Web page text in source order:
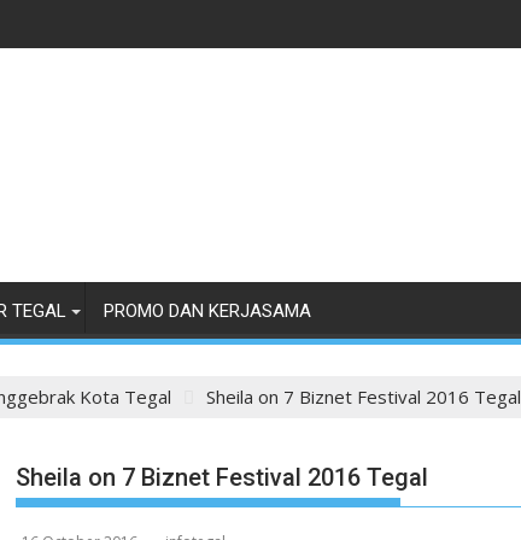
TEGAL PROMO DAN KERJASAMA
Kota Tegal Sheila on 7 Biznet Festival 2016 Tegal
Sheila on 7 Biznet Festival 2016 Tegal